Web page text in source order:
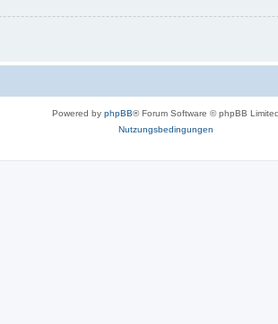
Powered by phpBB® Forum Software © phpBB Limited
Nutzungsbedingungen